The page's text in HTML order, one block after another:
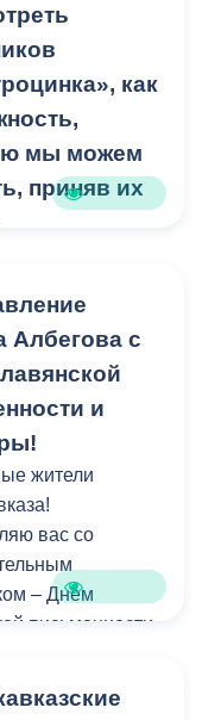
как
мы можем
приняв их
состоялось
Совета
при
г. Владикавказ
Участие
приняли
бизнеса,
их структур.
Албегова с
и
жители
вас со
– Днем
письменности